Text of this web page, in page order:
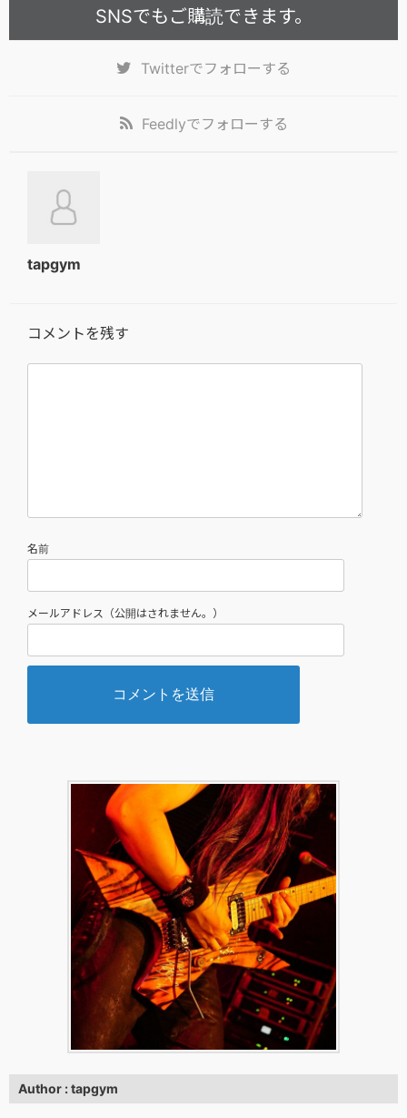
SNSでもご購読できます。
Twitterでフォローする
Feedlyでフォローする
tapgym
コメントを残す
名前
メールアドレス（公開はされません。）
Author : tapgym